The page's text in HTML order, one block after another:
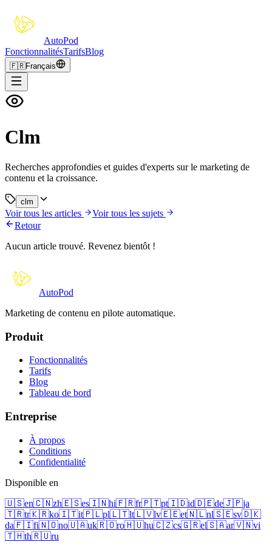
AutoPod
FonctionnalitésTarifsBlog
🇫🇷Français
Clm
Recherches approfondies et guides d'experts sur le marketing de
contenu et la croissance.
clm
Voir tous les articles
Voir tous les sujets
Retour
Aucun article trouvé. Revenez bientôt !
AutoPod
Marketing de contenu en pilote automatique.
Produit
Fonctionnalités
Tarifs
Blog
Tableau de bord
Entreprise
À propos
Conditions
Confidentialité
Disponible en
🇺🇸en🇨🇳zh🇪🇸es🇮🇳hi🇫🇷fr🇵🇹pt🇮🇩id🇩🇪de🇯🇵ja
🇹🇷tr🇰🇷ko🇮🇹it🇵🇱pl🇱🇹lt🇱🇻lv🇪🇪et🇳🇱nl🇸🇪sv🇩🇰
da🇫🇮fi🇳🇴no🇺🇦uk🇷🇴ro🇭🇺hu🇨🇿cs🇬🇷el🇸🇦ar🇻🇳vi
🇹🇭th🇷🇺ru